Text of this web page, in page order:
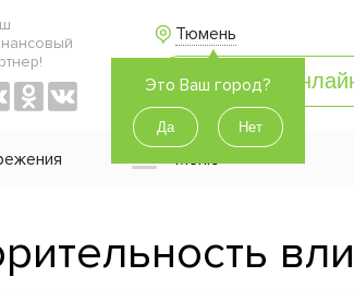
Тюмень
Это Ваш город?
Меню